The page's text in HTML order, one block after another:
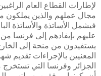
لإطارات القطاع العام
مجال عملهم والذين يملكون
فيشمل الأساتذة والأساتذة
عليهم بإيفادهم إلى فرنسا من
يستفيدون من منحة إلى
المعنيين بالإجراءات تقديم
الجزائر وفرنسا التي تستخرج